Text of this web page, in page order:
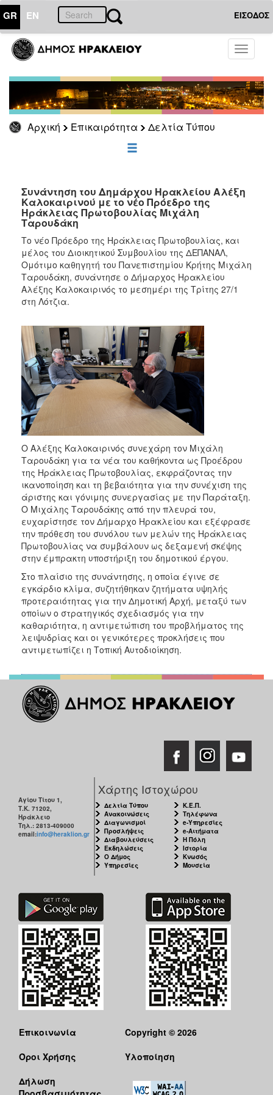
GR EN ΕΙΣΟΔΟΣ
Toggle
Αρχική Επικαιρότητα Δελτία Τύπου
ΕΠΙΚΑΙΡΟΤΗΤΑ
Τύπου
Αρχείο
ΕΠΙΣΚΕΠΤΗΣ
ΗΡΑΚΛΕΙΟ
Συνάντηση του Δημάρχου Ηρακλείου Αλέξη
Καλοκαιρινού με το νέο Πρόεδρο της
Ηράκλειας Πρωτοβουλίας Μιχάλη
Ταρουδάκη
Το νέο Πρόεδρο της Ηράκλειας Πρωτοβουλίας, και
μέλος του Διοικητικού Συμβουλίου της ΔΕΠΑΝΑΛ,
Ομότιμο καθηγητή του Πανεπιστημίου Κρήτης Μιχάλη
Ταρουδάκη, συνάντησε ο Δήμαρχος Ηρακλείου
Αλέξης Καλοκαιρινός το μεσημέρι της Τρίτης 27/1
στη Λότζια.
Ο Αλέξης Καλοκαιρινός συνεχάρη τον Μιχάλη
Ταρουδάκη για τα νέα του καθήκοντα ως Προέδρου
της Ηράκλειας Πρωτοβουλίας, εκφράζοντας την
ικανοποίηση και τη βεβαιότητα για την συνέχιση της
άριστης και γόνιμης συνεργασίας με την Παράταξη.
Ο Μιχάλης Ταρουδάκης από την πλευρά του,
ευχαρίστησε τον Δήμαρχο Ηρακλείου και εξέφρασε
την πρόθεση του συνόλου των μελών της Ηράκλειας
Πρωτοβουλίας να συμβάλουν ως δεξαμενή σκέψης
στην έμπρακτη υποστήριξη του δημοτικού έργου.
Στο πλαίσιο της συνάντησης, η οποία έγινε σε
εγκάρδιο κλίμα, συζητήθηκαν ζητήματα υψηλής
προτεραιότητας για την Δημοτική Αρχή, μεταξύ των
οποίων ο στρατηγικός σχεδιασμός για την
καθαριότητα, η αντιμετώπιση του προβλήματος της
λειψυδρίας και οι γενικότερες προκλήσεις που
αντιμετωπίζει η Τοπική Αυτοδιοίκηση.
Αγίου Τίτου 1,
Τ.Κ. 71202,
Ηράκλειο
Τηλ.: 2813-409000
email:info@heraklion.gr
Χάρτης Ιστοχώρου
Δελτία Τύπου
Ανακοινώσεις
Διαγωνισμοί
Προσλήψεις
Διαβουλεύσεις
Εκδηλώσεις
Ο Δήμος
Υπηρεσίες
Κ.Ε.Π.
Τηλέφωνα
e-Υπηρεσίες
e-Αιτήματα
Η Πόλη
Ιστορία
Κνωσός
Μουσεία
Επικοινωνία
Όροι Χρήσης
Δήλωση
Copyright © 2026
Υλοποίηση